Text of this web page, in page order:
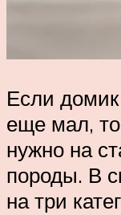
Если домик
еще мал,
нужно на
породы. В
на три